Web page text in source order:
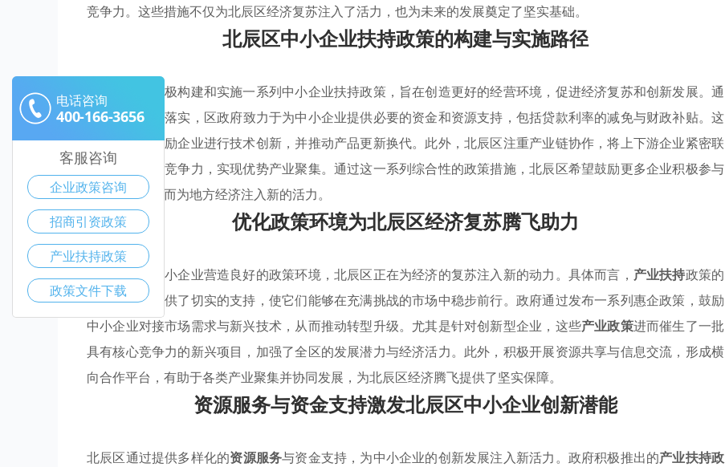
竞争力。这些措施不仅为北辰区经济复苏注入了活力，也为未来的发展奠定了坚实基础。
北辰区中小企业扶持政策的构建与实施路径
北辰区正在积极构建和实施一系列中小企业扶持政策，旨在创造更好的经营环境，促进经济复苏和创新发展。通
过优惠政策
的落实，区政府致力于为中小企业提供必要的资金和资源支持，包括贷款利率的减免与财政补贴。这
些措施不仅激励企业进行技术创新，并推动产品更新换代。此外，北辰区注重产业链协作，将上下游企业紧密联
结，提升整体竞争力，实现优势产业聚集。通过这一系列综合性的政策措施，北辰区希望鼓励更多企业积极参与
市场竞争，从而为地方经济注入新的活力。
优化政策环境为北辰区经济复苏腾飞助力
通过努力为中小企业营造良好的政策环境，北辰区正在为经济的复苏注入新的动力。具体而言， 产业扶持政策的
实施为企业提供了切实的支持，使它们能够在充满挑战的市场中稳步前行。政府通过发布一系列惠企政策，鼓励
中小企业对接市场需求与新兴技术，从而推动转型升级。尤其是针对创新型企业，这些产业政策进而催生了一批
具有核心竞争力的新兴项目，加强了全区的发展潜力与经济活力。此外，积极开展资源共享与信息交流，形成横
向合作平台，有助于各类产业聚集并协同发展，为北辰区经济腾飞提供了坚实保障。
资源服务与资金支持激发北辰区中小企业创新潜能
北辰区通过提供多样化的资源服务与资金支持，为中小企业的创新发展注入新活力。政府积极推出的产业扶持政
电话咨询
400-166-3656
客服咨询
企业政策咨询
招商引资政策
产业扶持政策
政策文件下载